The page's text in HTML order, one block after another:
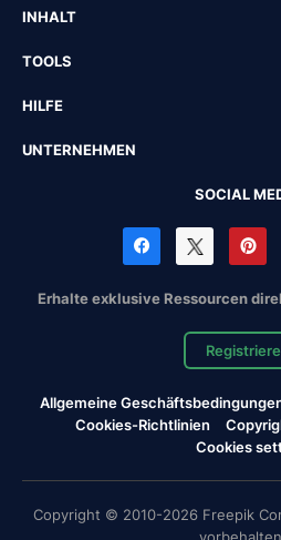
INHALT
TOOLS
HILFE
UNTERNEHMEN
SOCIAL
Erhalte exklusive Ressourcen
Allgemeine
Cookies-Richtlinien
Cookies
Copyright © 2010-2026 Freepik